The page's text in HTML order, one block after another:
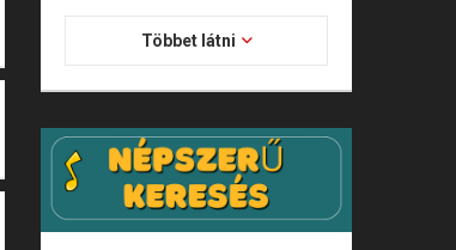
Többet látni